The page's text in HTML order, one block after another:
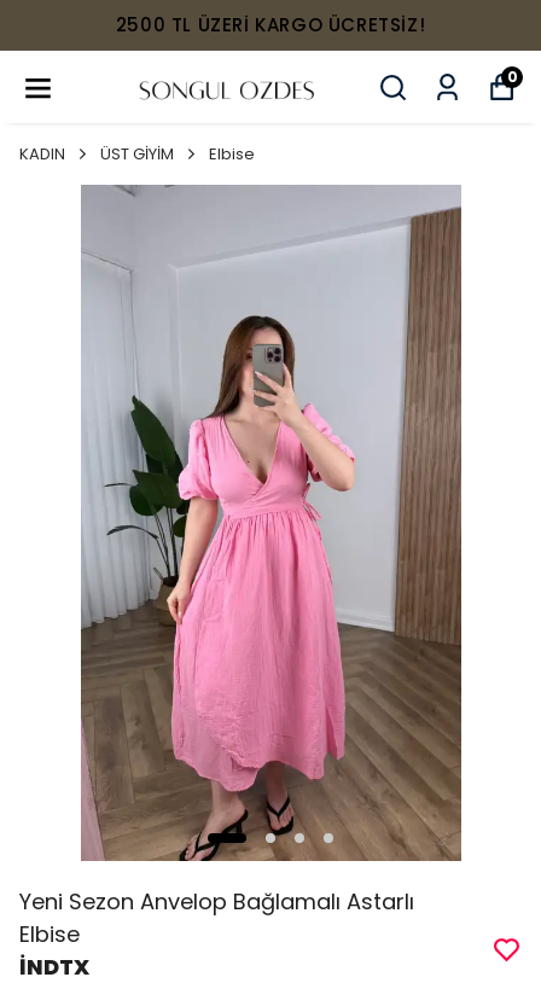
2500 TL ÜZERİ KARGO ÜCRETSİZ!
0
KADIN ÜST GİYİM Elbise
Yeni Sezon Anvelop Bağlamalı Astarlı
Elbise
İNDTX